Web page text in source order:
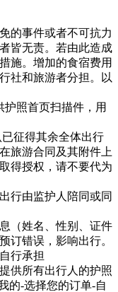
的事件或者不可抗力
皆无责。若由此造成
施。增加的食宿费用
社和旅游者分担。以
照首页扫描件，用
征得其余全体出行
旅游合同及其附件上
得授权，请不要代为
行由监护人陪同或同
（姓名、性别、证件
订错误，影响出行。
行承担
供所有出行人的护照
的-选择您的订单-自